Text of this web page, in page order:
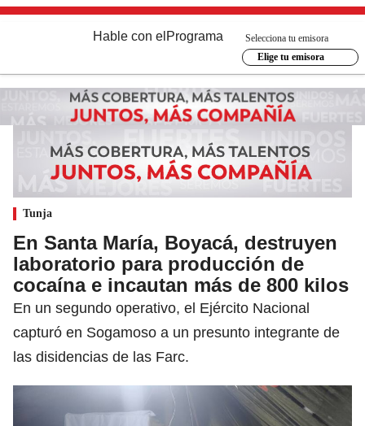
Hable con el Programa
Selecciona tu emisora
Elige tu emisora
Tunja
En Santa María, Boyacá, destruyen
laboratorio para producción de
cocaína e incautan más de 800 kilos
En un segundo operativo, el Ejército Nacional
capturó en Sogamoso a un presunto integrante de
las disidencias de las Farc.